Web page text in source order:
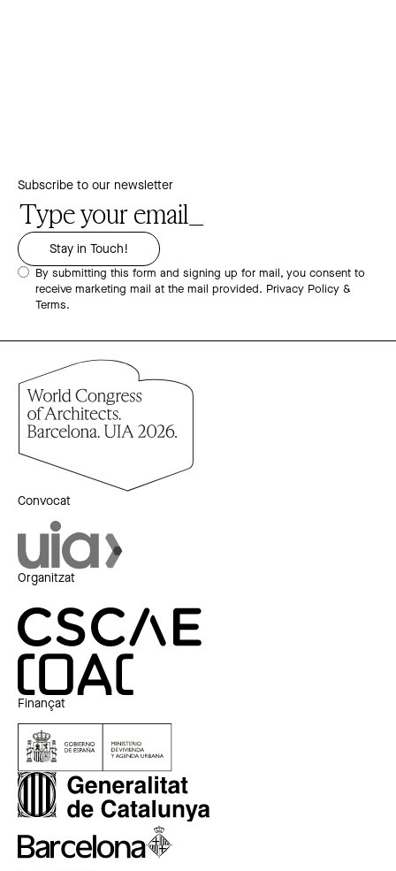
Subscribe to our newsletter
By submitting this form and signing up for mail, you consent to
receive marketing mail at the mail provided. Privacy Policy &
Terms.
Convocat
Organitzat
Finançat